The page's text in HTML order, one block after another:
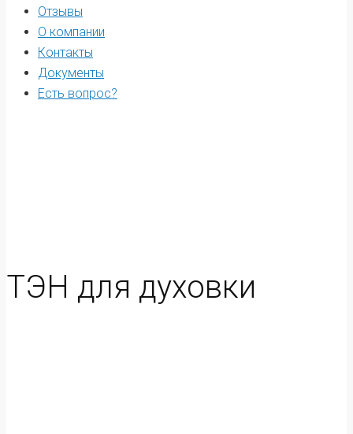
Отзывы
О компании
Контакты
Документы
Есть вопрос?
ТЭН для духовки